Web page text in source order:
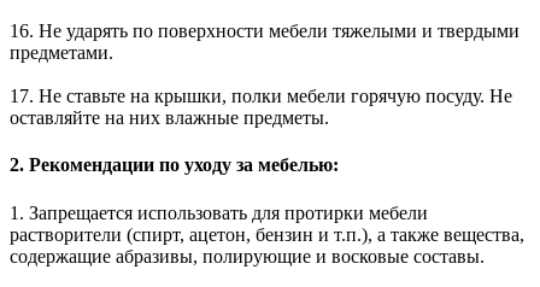
16. Не ударять по поверхности мебели тяжелыми и твердыми
предметами.
17. Не ставьте на крышки, полки мебели горячую посуду. Не
оставляйте на них влажные предметы.
2. Рекомендации по уходу за мебелью:
1. Запрещается использовать для протирки мебели
растворители (спирт, ацетон, бензин и т.п.), а также вещества,
содержащие абразивы, полирующие и восковые составы.